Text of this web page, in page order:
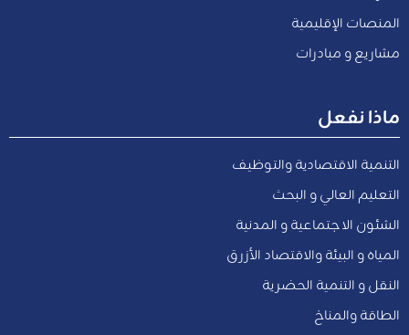
المنصات الإقليمية
مشاريع و مبادرات
ماذا نفعل
التنمية الاقتصادية والتوظيف
التعليم العالي و البحث
الشئون الاجتماعية و المدنية
المياه و البيئة والاقتصاد الأزرق
النقل و التنمية الحضرية
الطاقة والمناخ